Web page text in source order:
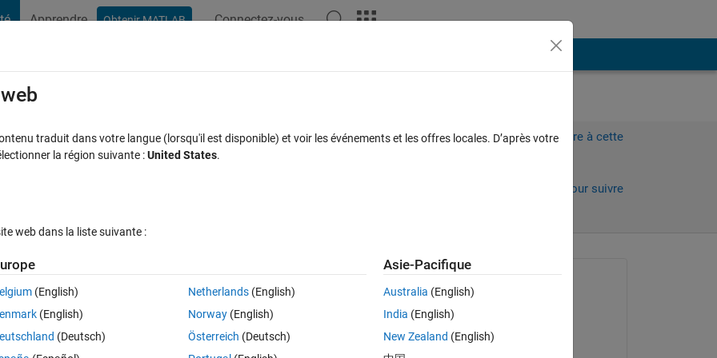
Apprendre Obtenir MATLAB Connectez-vous
with an infusion turned on and off
Connectez-vous pour répondre à cette
Connectez-vous pour suivre
drug infusion.  How would you do it?
le 24 Mai 2019
traduit dans votre langue (lorsqu'il est disponible) et voir les événements et les offres locales. D’après votre
la région suivante :United States.
web dans la liste suivante :
(English)
(English)
(Deutsch)
Netherlands(English)
Norway(English)
Österreich (Deutsch)
Asie-Pacifique
Australia (English)
India (English)
New Zealand (English)